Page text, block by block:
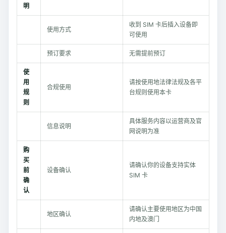
明
使用方式
收到 SIM 卡后插入设备即
可使用
预订要求 无需提前预订
使
用
规
则
合规使用
请按使用地法律法规及各平
台规则使用本卡
信息说明
具体服务内容以运营商及官
网说明为准
购
买
前
确
认
设备确认
请确认你的设备支持实体
SIM 卡
地区确认
请确认主要使用地区为中国
内地及澳门